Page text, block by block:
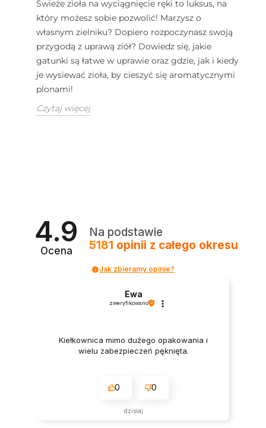
Świeże zioła na wyciągnięcie ręki to luksus, na
który możesz sobie pozwolić! Marzysz o
własnym zielniku? Dopiero rozpoczynasz swoją
przygodą z uprawą ziół? Dowiedz się, jakie
gatunki są łatwe w uprawie oraz gdzie, jak i kiedy
je wysiewać zioła, by cieszyć się aromatycznymi
plonami!
Czytaj więcej
4.9
Ocena
Na podstawie
5181 opinii z całego okresu
Jak zbieramy opinie?
Ewa
zweryfikowano
Kiełkownica mimo dużego opakowania i
wielu zabezpieczeń pęknięta.
0 0
dzisiaj